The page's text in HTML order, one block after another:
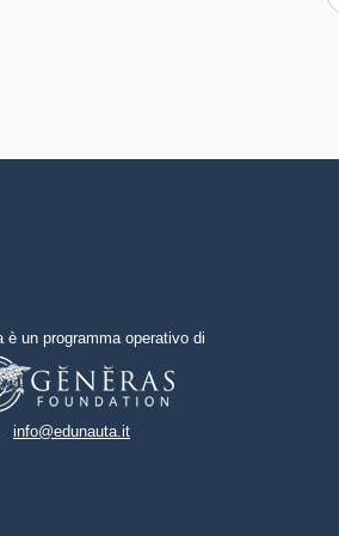
Capacità di possedere spirito di
perseveranza nel
raggiungimento degli obiettivi
Capacità di motivare gli altri e
è un programma operativo di
info@edunauta.it